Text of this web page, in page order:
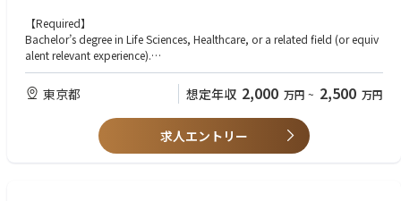
Key Responsibilities
【Leadership】
Lead and develop high-performing Clinical Network teams across assign
ed countries.
Build strong partnerships with internal stakeholders, customers, and cros
s-functional teams.
Drive a culture of accountability, continuous improvement, and employe
【Required】
Bachelor’s degree in Life Sciences, Healthcare, or a related field (or equiv
alent relevant experience).
Fluent in English and the local language, both written and verbal.
Strong knowledge of the drug development process, ICH-GCP guideline
s, SOPs, and applicable regulatory requirements.
Demonstrated leadership experience managing teams in a clinical researc
h or healthcare environment.
Proven ability to lead through influence in a matrix organization and dri
東京都 想定年収 2,000 万円 ~ 2,500 万円
求人エントリー